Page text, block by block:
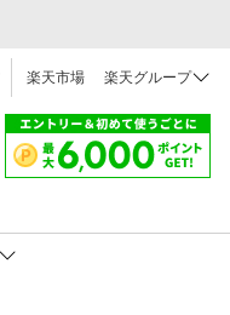
楽天市場 楽天グループ